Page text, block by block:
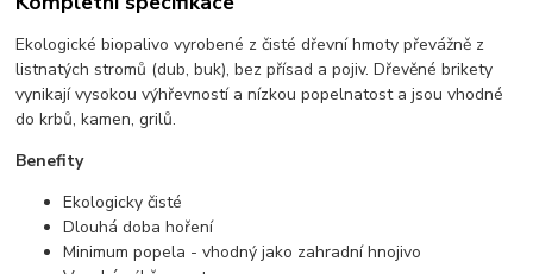
Ekologické biopalivo vyrobené z čisté dřevní hmoty převážně z
listnatých stromů (dub, buk), bez přísad a pojiv. Dřevěné brikety
vynikají vysokou výhřevností a nízkou popelnatost a jsou vhodné
do krbů, kamen, grilů.
Benefity
Ekologicky čisté
Dlouhá doba hoření
Minimum popela - vhodný jako zahradní hnojivo